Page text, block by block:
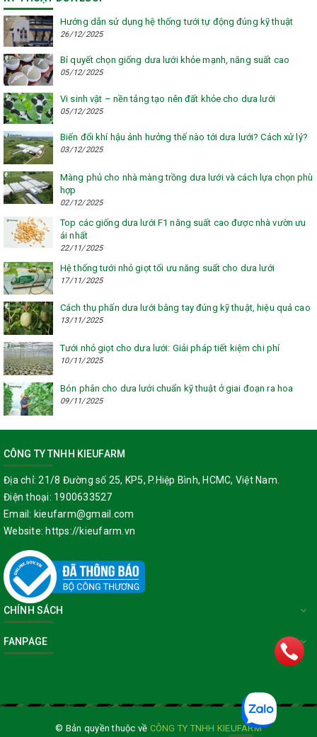
Hướng dẫn sử dụng hệ thống tưới tự động đúng kỹ thuật
26/12/2025
Bí quyết chọn giống dưa lưới khỏe mạnh, năng suất cao
05/12/2025
Vi sinh vật – nền tảng tạo nên đất khỏe cho dưa lưới
05/12/2025
Biến đổi khí hậu ảnh hưởng thế nào tới dưa lưới? Cách xử lý?
03/12/2025
Màng phủ cho nhà màng trồng dưa lưới và cách lựa chọn phù
hợp
02/12/2025
Top các giống dưa lưới F1 năng suất cao được nhà vườn ưu
ái nhất
22/11/2025
Hệ thống tưới nhỏ giọt tối ưu năng suất cho dưa lưới
17/11/2025
Cách thụ phấn dưa lưới bằng tay đúng kỹ thuật, hiệu quả cao
13/11/2025
Tưới nhỏ giọt cho dưa lưới: Giải pháp tiết kiệm chi phí
10/11/2025
Bón phân cho dưa lưới chuẩn kỹ thuật ở giai đoạn ra hoa
09/11/2025
CÔNG TY TNHH KIEUFARM
Địa chỉ: 21/8 Đường số 25, KP5, P.Hiệp Bình, HCMC, Việt Nam.
Điện thoại: 1900633527
Email: kieufarm@gmail.com
Website: https://kieufarm.vn
CHÍNH SÁCH
FANPAGE
© Bản quyền thuộc về CÔNG TY TNHH KIEUFARM